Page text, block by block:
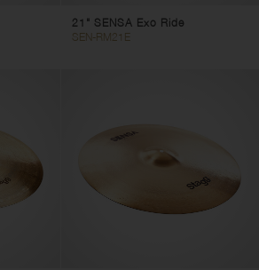
21" SENSA Exo Ride
SEN-RM21E